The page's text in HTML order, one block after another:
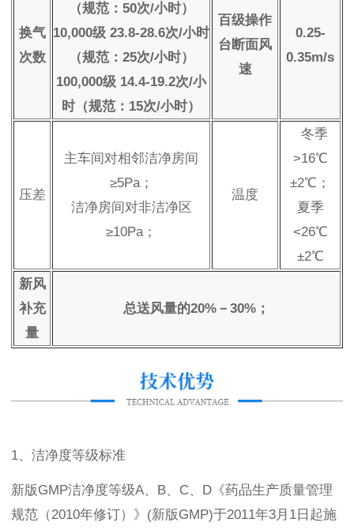
换气
次数
（规范：50次/小时）
10,000级 23.8-28.6次/小时
（规范：25次/小时）
100,000级 14.4-19.2次/小
时（规范：15次/小时）
百级操作
台断面风
速
0.25-
0.35m/s
压差
主车间对相邻洁净房间
≥5Pa；
洁净房间对非洁净区
≥10Pa；
温度
冬季
>16℃
±2℃；
夏季
<26℃
±2℃
新风
补充
量
总送风量的20%－30%；
1、洁净度等级标准
新版GMP洁净度等级A、B、C、D《药品生产质量管理
规范（2010年修订）》(新版GMP)于2011年3月1日起施